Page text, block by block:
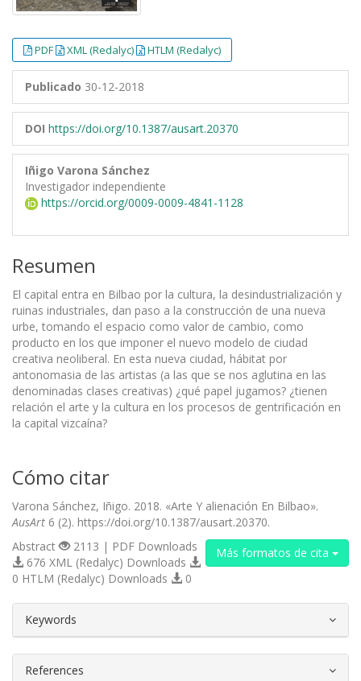
PDF XML (Redalyc) HTLM (Redalyc)
Publicado 30-12-2018
DOI https://doi.org/10.1387/ausart.20370
Iñigo Varona Sánchez
Investigador independiente
https://orcid.org/0009-0009-4841-1128
Resumen
El capital entra en Bilbao por la cultura, la desindustrialización y
ruinas industriales, dan paso a la construcción de una nueva
urbe, tomando el espacio como valor de cambio, como
producto en los que imponer el nuevo modelo de ciudad
creativa neoliberal. En esta nueva ciudad, hábitat por
antonomasia de las artistas (a las que se nos aglutina en las
denominadas clases creativas) ¿qué papel jugamos? ¿tienen
relación el arte y la cultura en los procesos de gentrificación en
la capital vizcaína?
Cómo citar
Varona Sánchez, Iñigo. 2018. «Arte Y alienación En Bilbao».
AusArt 6 (2). https://doi.org/10.1387/ausart.20370.
Más formatos de cita
Abstract
2113 | PDF Downloads
676 XML (Redalyc) Downloads
0 HTLM (Redalyc) Downloads
0
Keywords
References